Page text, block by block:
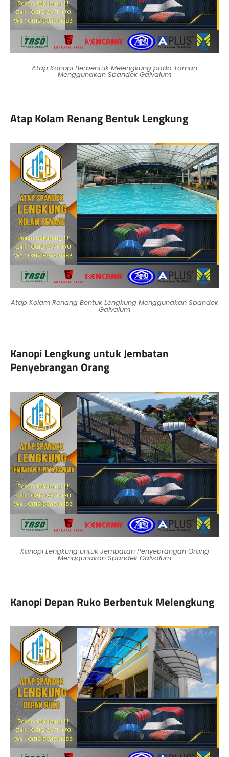
Atap Kanopi Berbentuk Melengkung pada Taman
Menggunakan Spandek Galvalum
Atap Kolam Renang Bentuk Lengkung
Atap Kolam Renang Bentuk Lengkung Menggunakan Spandek
Galvalum
Kanopi Lengkung untuk Jembatan
Penyebrangan Orang
Kanopi Lengkung untuk Jembatan Penyebrangan Orang
Menggunakan Spandek Galvalum
Kanopi Depan Ruko Berbentuk Melengkung